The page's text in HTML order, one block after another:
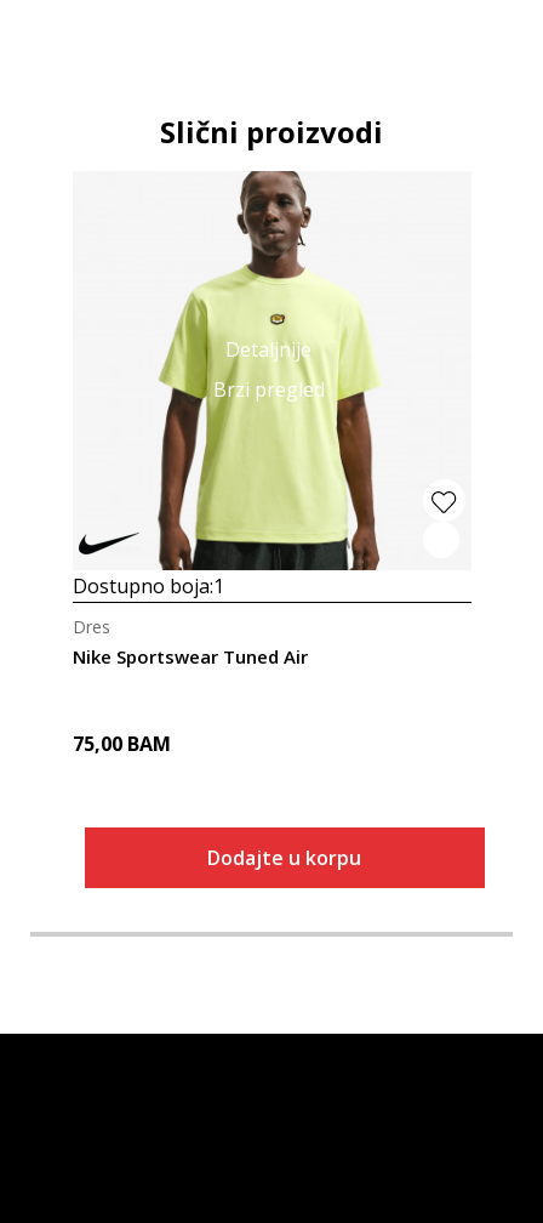
Slični proizvodi
Detaljnije
Brzi pregled
Dostupno boja:1
Nike Sportswear Tuned Air
Dres
75,00 BAM
Dodajte u korpu